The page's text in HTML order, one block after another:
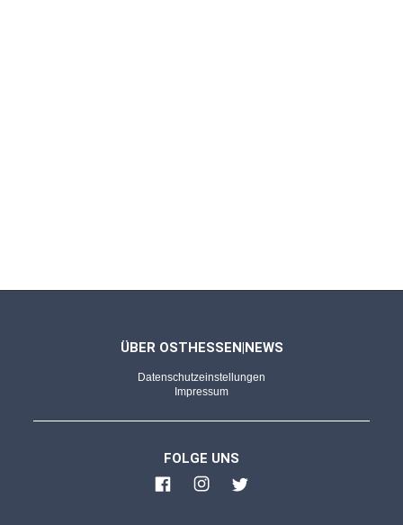
ÜBER OSTHESSEN|NEWS
Datenschutzeinstellungen
Impressum
FOLGE UNS